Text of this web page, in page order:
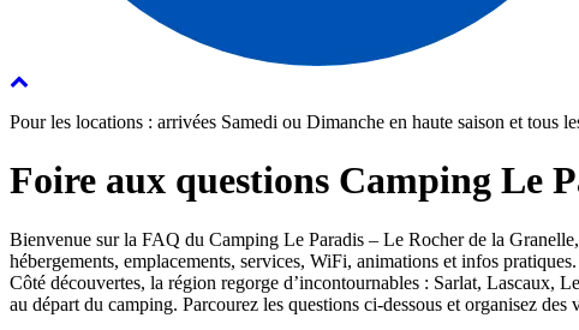
Pour les locations : arrivées Samedi ou Dimanche en haute saison et tous
Foire aux questions Camping Le
Bienvenue sur la FAQ du Camping Le Paradis – Le Rocher de la
hébergements, emplacements, services, WiFi, animations et infos
Côté découvertes, la région regorge d’incontournables : Sarlat, Lascaux,
au départ du camping. Parcourez les questions ci-dessous et organisez